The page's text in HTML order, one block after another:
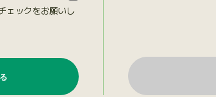
ェックをお願いし